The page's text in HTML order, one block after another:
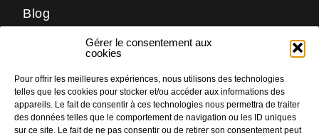
Gérer le consentement aux
cookies
Pour offrir les meilleures expériences, nous utilisons des technologies
telles que les cookies pour stocker et/ou accéder aux informations des
appareils. Le fait de consentir à ces technologies nous permettra de traiter
des données telles que le comportement de navigation ou les ID uniques
sur ce site. Le fait de ne pas consentir ou de retirer son consentement peut
Blog
LinkedIn
Facebook
Instagram